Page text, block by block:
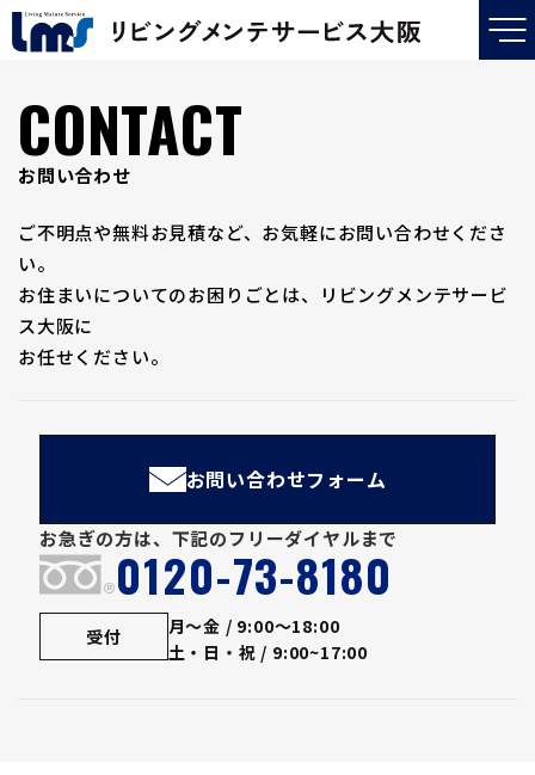
コンテンツが見つかりません。
CONTACT
お問い合わせ
ご不明点や無料お見積など、お気軽にお問い合わせくださ
い。
お住まいについてのお困りごとは、リビングメンテサービ
ス大阪に
お任せください。
お問い合わせフォーム
お急ぎの方は、下記のフリーダイヤルまで
®0120-73-8180
受付
月～金 / 9:00～18:00
土・日・祝 / 9:00~17:00